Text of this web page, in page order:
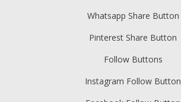
Whatsapp Share Button
Pinterest Share Button
Follow Buttons
Instagram Follow Button